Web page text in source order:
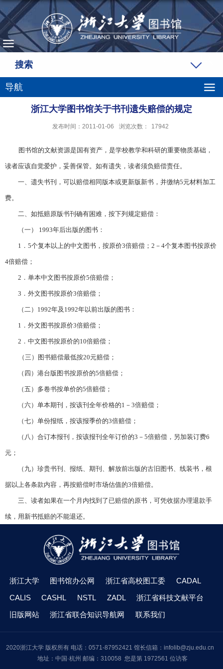
搜索
导航
浙江大学图书馆关于书刊遗失赔偿的规定
发布时间：2011-01-06 浏览次数： 17942
图书馆的文献资源是国有资产，是学校教学和科研的重要物质基础，
读者应该自觉爱护，妥善保管。如有遗失，读者须负赔偿责任。
一、遗失书刊，可以赔偿相同版本或更新版新书，并缴纳5元材料加工
费。
二、如抵赔原版书刊确有困难，按下列规定赔偿：
（一） 1993年后出版的图书：
1 ． 5个复本以上的中文图书，按原价3倍赔偿； 2 － 4个复本图书按原价
4倍赔偿；
2 ．单本中文图书按原价5倍赔偿；
3 ．外文图书按原价3倍赔偿；
（二） 1992年及 1992年以前出版的图书：
1 ．外文图书按原价3倍赔偿；
2 ．中文图书按原价的10倍赔偿；
（三）图书赔偿最低按20元赔偿；
（四）港台版图书按原价的5倍赔偿；
（五）多卷书按单价的5倍赔偿；
（六）单本期刊，按该刊全年价格的1 － 3倍赔偿；
（七）单份报纸，按该报季价的3倍赔偿；
（八）合订本报刊，按该报刊全年订价的3 － 5倍赔偿，另加装订费6
元；
（九）珍贵书刊、报纸、期刊、解放前出版的古旧图书、线装书，根
据以上各条款内容，再按赔偿时市场估值的3倍赔偿。
三、读者如果在一个月内找到了已赔偿的原书，可凭收据办理退款手
续，用新书抵赔的不能退还。
浙江大学 图书馆办公网 浙江省高校图工委
CADAL
CALIS
CASHL NSTL ZADL
浙江省科技文献平台
旧版网站
浙江省联合知识导航网 联系我们
2020浙江大学 版权所有 电话：0571-87952421 馆长信箱：infolib@zju.edu.cn
地址：中国·杭州 邮编：310058 您是第 1972561 位访客